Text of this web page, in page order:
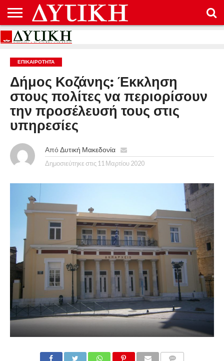
ΑΡΧΙΚΉ
ΕΠΙΚΟΙΝΩΝΊΑ
ΌΡΟΙ
ΠΡΟΣΤΑΣΊΑ
ΔΕΔΟΜΈΝΩΝ
ΕΠΙΚΑΙΡΟΤΗΤΑ
Δήμος Κοζάνης: Έκκληση
στους πολίτες να περιορίσουν
την προσέλευσή τους στις
υπηρεσίες
Από Δυτική Μακεδονία
Δημοσιεύτηκε στις 11 Μαρτίου 2020